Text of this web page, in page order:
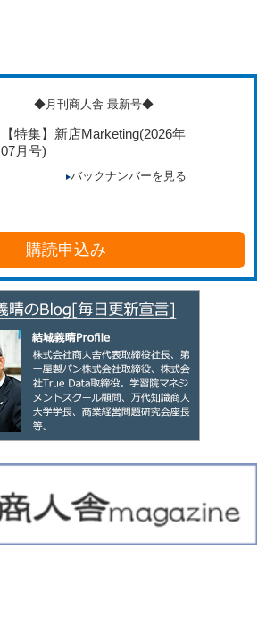
◆月刊商人舎 最新号◆
【特集】新店Marketing(2026年
07月号)
バックナンバーを見る
購読申込み